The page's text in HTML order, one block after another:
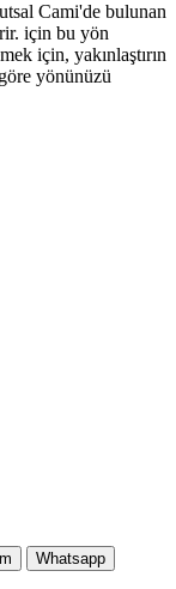
Cami'de bulunan
için bu yön
için, yakınlaştırın
yönünüzü
Whatsapp